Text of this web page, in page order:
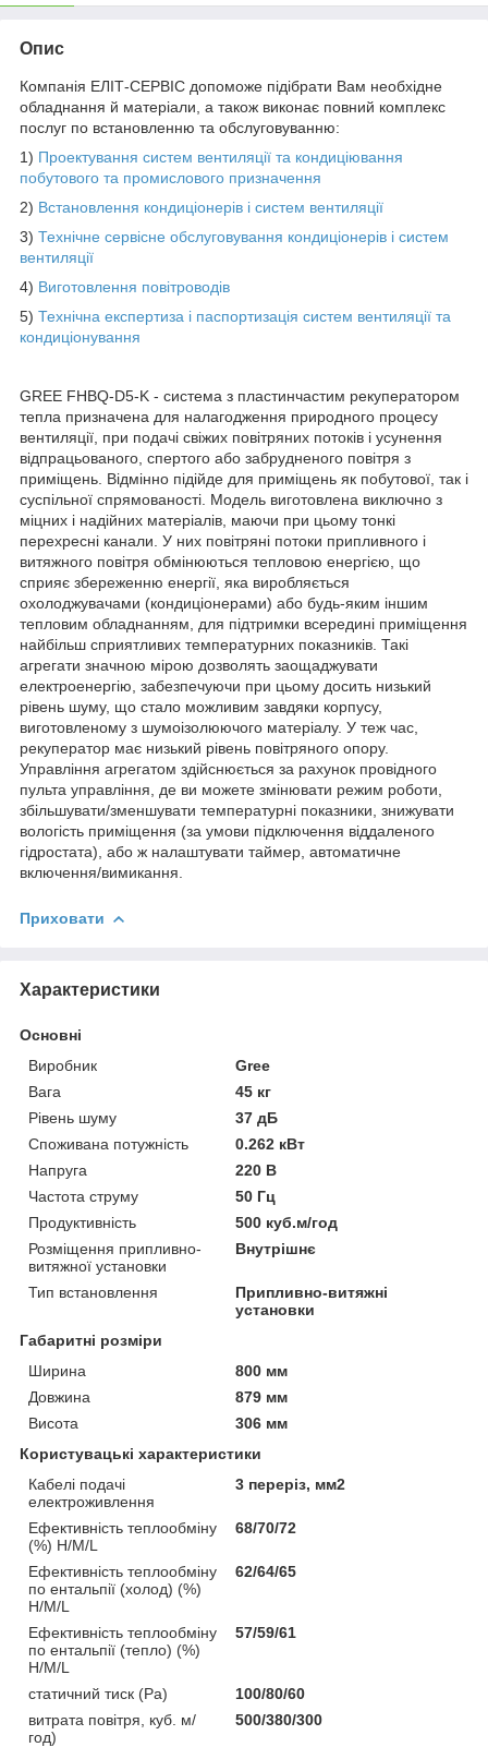
Опис
Компанія ЕЛІТ-СЕРВІС допоможе підібрати Вам необхідне
обладнання й матеріали, а також виконає повний комплекс
послуг по встановленню та обслуговуванню:
1) Проектування систем вентиляції та кондиціювання
побутового та промислового призначення
2) Встановлення кондиціонерів і систем вентиляції
3) Технічне сервісне обслуговування кондиціонерів і систем
вентиляції
4) Виготовлення повітроводів
5) Технічна експертиза і паспортизація систем вентиляції та
кондиціонування
GREE FHBQ-D5-K - система з пластинчастим рекуператором
тепла призначена для налагодження природного процесу
вентиляції, при подачі свіжих повітряних потоків і усунення
відпрацьованого, спертого або забрудненого повітря з
приміщень. Відмінно підійде для приміщень як побутової, так і
суспільної спрямованості. Модель виготовлена виключно з
міцних і надійних матеріалів, маючи при цьому тонкі
перехресні канали. У них повітряні потоки припливного і
витяжного повітря обмінюються тепловою енергією, що
сприяє збереженню енергії, яка виробляється
охолоджувачами (кондиціонерами) або будь-яким іншим
тепловим обладнанням, для підтримки всередині приміщення
найбільш сприятливих температурних показників. Такі
агрегати значною мірою дозволять заощаджувати
електроенергію, забезпечуючи при цьому досить низький
рівень шуму, що стало можливим завдяки корпусу,
виготовленому з шумоізолюючого матеріалу. У теж час,
рекуператор має низький рівень повітряного опору.
Управління агрегатом здійснюється за рахунок провідного
пульта управління, де ви можете змінювати режим роботи,
збільшувати/зменшувати температурні показники, знижувати
вологість приміщення (за умови підключення віддаленого
гідростата), або ж налаштувати таймер, автоматичне
включення/вимикання.
Приховати
Характеристики
Основні
Виробник
Gree
Вага
45 кг
Рівень шуму
37 дБ
Споживана потужність
0.262 кВт
Напруга
220 В
Частота струму
50 Гц
Продуктивність
500 куб.м/год
Розміщення припливно-
витяжної установки
Внутрішнє
Тип встановлення
Припливно-витяжні
установки
Габаритні розміри
Ширина
800 мм
Довжина
879 мм
Висота
306 мм
Користувацькі характеристики
Кабелі подачі
електроживлення
3 переріз, мм2
Ефективність теплообміну
(%) H/M/L
68/70/72
Ефективність теплообміну
по ентальпії (холод) (%)
H/M/L
62/64/65
Ефективність теплообміну
по ентальпії (тепло) (%)
H/M/L
57/59/61
статичний тиск (Ра)
100/80/60
витрата повітря, куб. м/
год)
500/380/300